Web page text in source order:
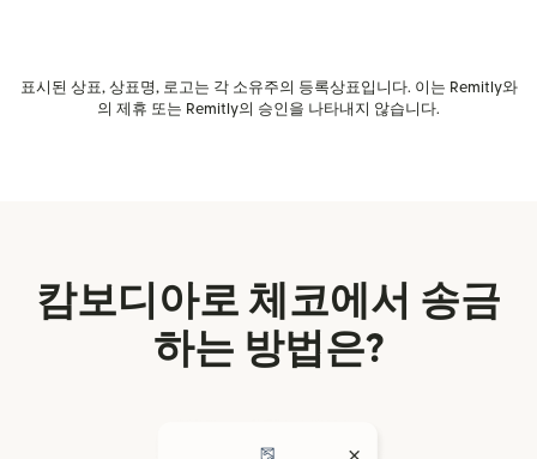
표시된 상표, 상표명, 로고는 각 소유주의 등록상표입니다. 이는 Remitly와
의 제휴 또는 Remitly의 승인을 나타내지 않습니다.
캄보디아로 체코에서 송금
하는 방법은?